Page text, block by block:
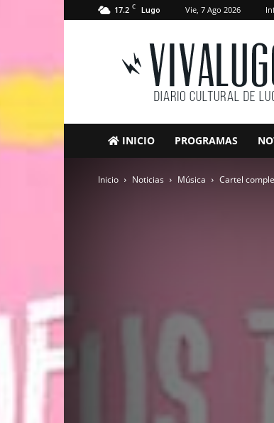
17.2 C Lugo Vie, 7 Ago 2026
VivaLugo
INICIO PROGRAMAS
Inicio Noticias Música Cartel